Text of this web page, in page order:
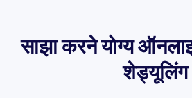
साझा करने योग्य
शेड्यूलिंग